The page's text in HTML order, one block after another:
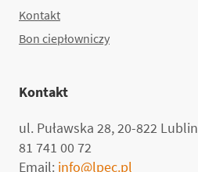
Kontakt
Bon ciepłowniczy
Kontakt
ul. Puławska 28, 20-822 Lublin
81 741 00 72
Email: info@lpec.pl